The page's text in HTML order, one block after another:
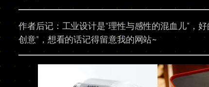
作者后记：工业设计是“理性与感性的混血儿”，
创意”，想看的话记得留意我的网站~